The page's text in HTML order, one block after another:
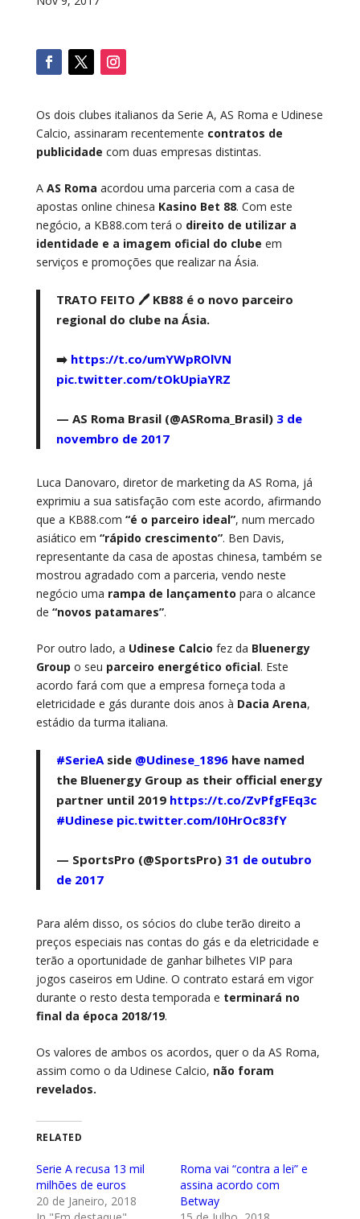
Os dois clubes italianos da Serie A, AS Roma e Udinese
Calcio, assinaram recentemente contratos de
publicidade com duas empresas distintas.
A AS Roma acordou uma parceria com a casa de
apostas online chinesa Kasino Bet 88. Com este
negócio, a KB88.com terá o direito de utilizar a
identidade e a imagem oficial do clube em
serviços e promoções que realizar na Ásia.
TRATO FEITO 🖊️ KB88 é o novo parceiro
regional do clube na Ásia.
➡️ https://t.co/umYWpROlVN
pic.twitter.com/tOkUpiaYRZ
— AS Roma Brasil (@ASRoma_Brasil) 3 de
novembro de 2017
Luca Danovaro, diretor de marketing da AS Roma, já
exprimiu a sua satisfação com este acordo, afirmando
que a KB88.com “é o parceiro ideal”, num mercado
asiático em “rápido crescimento”. Ben Davis,
representante da casa de apostas chinesa, também se
mostrou agradado com a parceria, vendo neste
negócio uma rampa de lançamento para o alcance
de “novos patamares”.
Por outro lado, a Udinese Calcio fez da Bluenergy
Group o seu parceiro energético oficial. Este
acordo fará com que a empresa forneça toda a
eletricidade e gás durante dois anos à Dacia Arena,
estádio da turma italiana.
#SerieAside @Udinese_1896have named
the Bluenergy Group as their official energy
partner until 2019 https://t.co/ZvPfgFEq3c
#Udinese pic.twitter.com/I0HrOc83fY
— SportsPro (@SportsPro) 31 de outubro
de 2017
Para além disso, os sócios do clube terão direito a
preços especiais nas contas do gás e da eletricidade e
terão a oportunidade de ganhar bilhetes VIP para
jogos caseiros em Udine. O contrato estará em vigor
durante o resto desta temporada e terminará no
final da época 2018/19.
Os valores de ambos os acordos, quer o da AS Roma,
assim como o da Udinese Calcio, não foram
revelados.
RELATED
Serie A recusa 13 mil
milhões de euros
20 de Janeiro, 2018
Roma vai “contra a lei” e
assina acordo com
Betway